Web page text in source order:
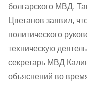
болгарского МВД.
Цветанов заявил,
политического
техническую
секретарь МВД
объяснений во